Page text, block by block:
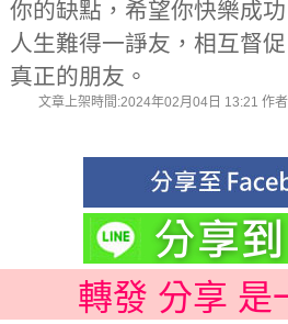
你的缺點，希望你快樂成功
人生難得一諍友，相互督
真正的朋友。
文章上架時間:2024年02月04日 13:21 作
轉發 分享 是